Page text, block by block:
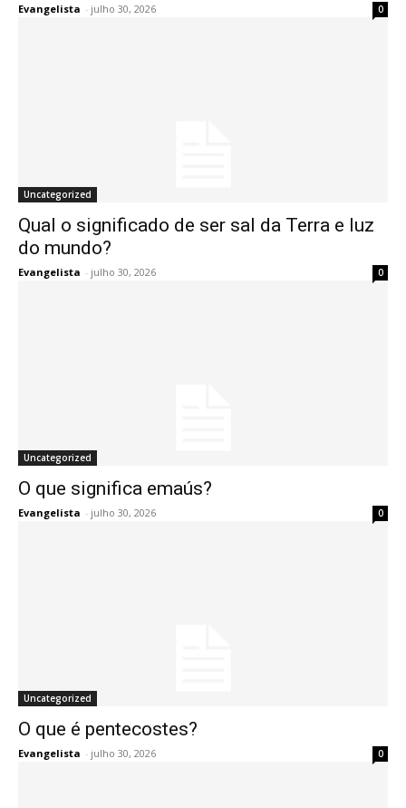
Evangelista - julho 30, 2026 0
Uncategorized
Qual o significado de ser sal da Terra e luz
do mundo?
Evangelista - julho 30, 2026 0
Uncategorized
O que significa emaús?
Evangelista - julho 30, 2026 0
Uncategorized
O que é pentecostes?
Evangelista - julho 30, 2026 0